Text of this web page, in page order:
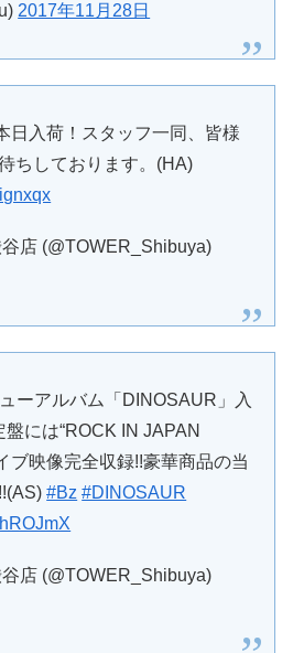
2017年11月28日
日入荷！スタッフ一同、皆様
ちしております。(HA)
店 (@TOWER_Shibuya)
ューアルバム「DINOSAUR」入
には“ROCK IN JAPAN
ブ映像完全収録!!豪華商品の当
#Bz #DINOSAUR
店 (@TOWER_Shibuya)